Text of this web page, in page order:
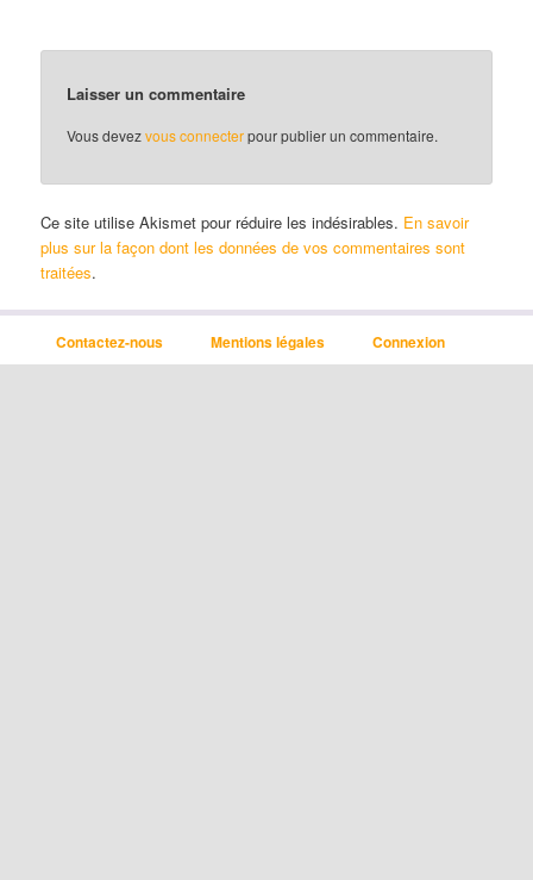
Laisser un commentaire
Vous devezvous connecterpour publier un commentaire.
Ce site utilise Akismet pour réduire les indésirables. En savoir
plus sur la façon dont les données de vos commentaires sont
traitées.
Contactez-nous Mentions légales Connexion